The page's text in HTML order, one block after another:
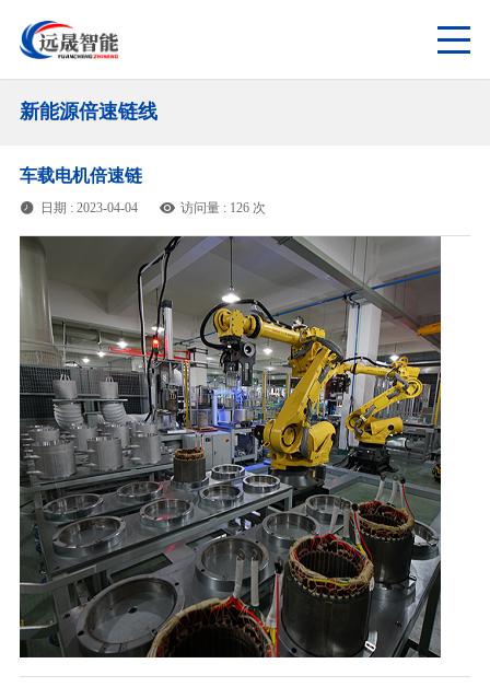
新能源倍速链线
车载电机倍速链
 日期 : 2023-04-04  访问量 : 126 次